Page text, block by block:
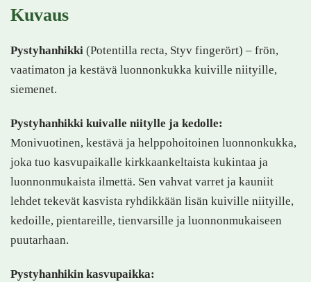
Kuvaus
Pystyhanhikki (Potentilla recta, Styv fingerört) – frön,
vaatimaton ja kestävä luonnonkukka kuiville niityille,
siemenet.
Pystyhanhikki kuivalle niitylle ja kedolle:
Monivuotinen, kestävä ja helppohoitoinen luonnonkukka,
joka tuo kasvupaikalle kirkkaankeltaista kukintaa ja
luonnonmukaista ilmettä. Sen vahvat varret ja kauniit
lehdet tekevät kasvista ryhdikkään lisän kuiville niityille,
kedoille, pientareille, tienvarsille ja luonnonmukaiseen
puutarhaan.
Pystyhanhikin kasvupaikka: